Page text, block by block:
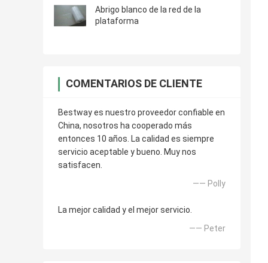
Abrigo blanco de la red de la
plataforma
COMENTARIOS DE CLIENTE
Bestway es nuestro proveedor confiable en
China, nosotros ha cooperado más
entonces 10 años. La calidad es siempre
servicio aceptable y bueno. Muy nos
satisfacen.
—— Polly
La mejor calidad y el mejor servicio.
—— Peter